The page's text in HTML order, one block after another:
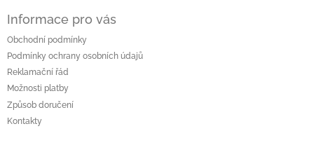
Informace pro vás
Obchodní podmínky
Podmínky ochrany osobních údajů
Reklamační řád
Možnosti platby
Způsob doručení
Kontakty